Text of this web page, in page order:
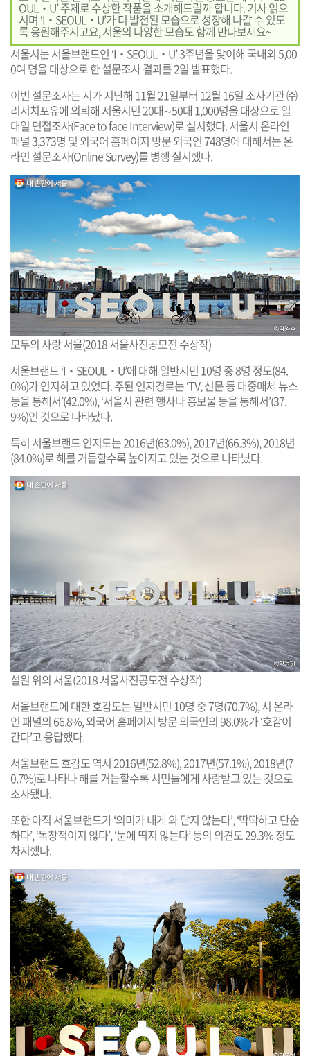
OUL‧U’ 주제로 수상한 작품을 소개해드릴까 합니다. 기사 읽으
시며 ‘I‧SEOUL‧U’가 더 발전된 모습으로 성장해 나갈 수 있도
록 응원해주시고요, 서울의 다양한 모습도 함께 만나보세요~
서울시는 서울브랜드인 ‘I‧SEOUL‧U’ 3주년을 맞이해 국내외 5,00
0여 명을 대상으로 한 설문조사 결과를 2일 발표했다.
이번 설문조사는 시가 지난해 11월 21일부터 12월 16일 조사기관 ㈜
리서치포유에 의뢰해 서울시민 20대∼50대 1,000명을 대상으로 일
대일 면접조사(Face to face Interview)로 실시했다. 서울시 온라인
패널 3,373명 및 외국어 홈페이지 방문 외국인 748명에 대해서는 온
라인 설문조사(Online Survey)를 병행 실시했다.
모두의 사랑 서울(2018 서울사진공모전 수상작)
서울브랜드 ‘I‧SEOUL‧U’에 대해 일반시민 10명 중 8명 정도(84.
0%)가 인지하고 있었다. 주된 인지경로는 ‘TV, 신문 등 대중매체 뉴스
등을 통해서’(42.0%), ‘서울시 관련 행사나 홍보물 등을 통해서’(37.
9%)인 것으로 나타났다.
특히 서울브랜드 인지도는 2016년(63.0%), 2017년(66.3%), 2018년
(84.0%)로 해를 거듭할수록 높아지고 있는 것으로 나타났다.
설원 위의 서울(2018 서울사진공모전 수상작)
서울브랜드에 대한 호감도는 일반시민 10명 중 7명(70.7%), 시 온라
인 패널의 66.8%, 외국어 홈페이지 방문 외국인의 98.0%가 ‘호감이
간다’고 응답했다.
서울브랜드 호감도 역시 2016년(52.8%), 2017년(57.1%), 2018년(7
0.7%)로 나타나 해를 거듭할수록 시민들에게 사랑받고 있는 것으로
조사됐다.
또한 아직 서울브랜드가 ‘의미가 내게 와 닫지 않는다’, ‘딱딱하고 단순
하다’, ‘독창적이지 않다’, ‘눈에 띄지 않는다’ 등의 의견도 29.3% 정도
차지했다.